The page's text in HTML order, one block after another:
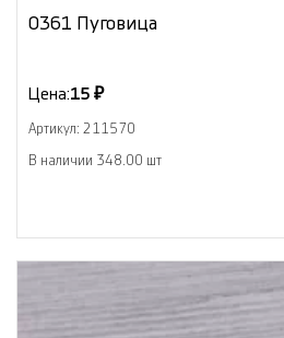
0361 Пуговица
Цена:15 ₽
Артикул: 211570
В наличии 348.00 шт